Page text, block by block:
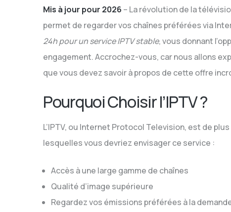
Mis à jour pour 2026 – La révolution de la
permet de regarder vos chaînes préférées via
24h pour un service IPTV stable, vous donnant
engagement. Accrochez-vous, car nous allons
que vous devez savoir à propos de cette offre
Pourquoi Choisir l’IPTV ?
L’IPTV, ou Internet Protocol Television, est de
lesquelles vous devriez envisager ce service :
Accès à une large gamme de chaînes
Qualité d’image supérieure
Regardez vos émissions préférées à la